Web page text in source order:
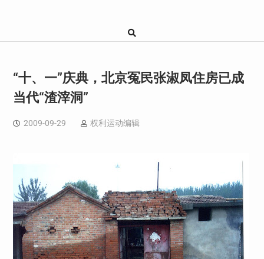
“十、一”庆典，北京冤民张淑凤住房已成
当代“渣滓洞”
2009-09-29 权利运动编辑